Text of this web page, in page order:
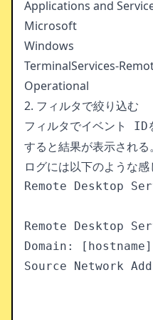
Applications and
Microsoft
Windows
TerminalServices-
Operational
2. フィルタで絞り込む
フィルタでイベント ID
すると結果が表示される。
ログには以下のような感
Remote Desktop
Remote Desktop
Domain: